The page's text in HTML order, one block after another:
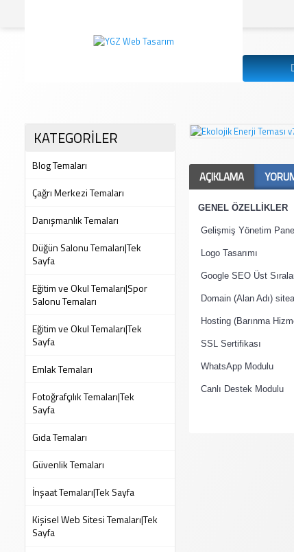
KATEGORİLER
Blog Temaları
Çağrı Merkezi Temaları
Danışmanlık Temaları
Düğün Salonu Temaları|Tek
Sayfa
Eğitim ve Okul Temaları|Spor
Salonu Temaları
Eğitim ve Okul Temaları|Tek
Sayfa
Emlak Temaları
Fotoğrafçılık Temaları|Tek
Sayfa
Gıda Temaları
Güvenlik Temaları
İnşaat Temaları|Tek Sayfa
Kişisel Web Sitesi Temaları|Tek
Sayfa
AÇIKLAMA
GENEL ÖZELLİKLER
Gelişmiş Yönetim
Logo Tasarımı
Google SEO Üst
Domain (Alan Adı)
Hosting (Barınma
SSL Sertifikası
WhatsApp Modulu
Canlı Destek Modulu